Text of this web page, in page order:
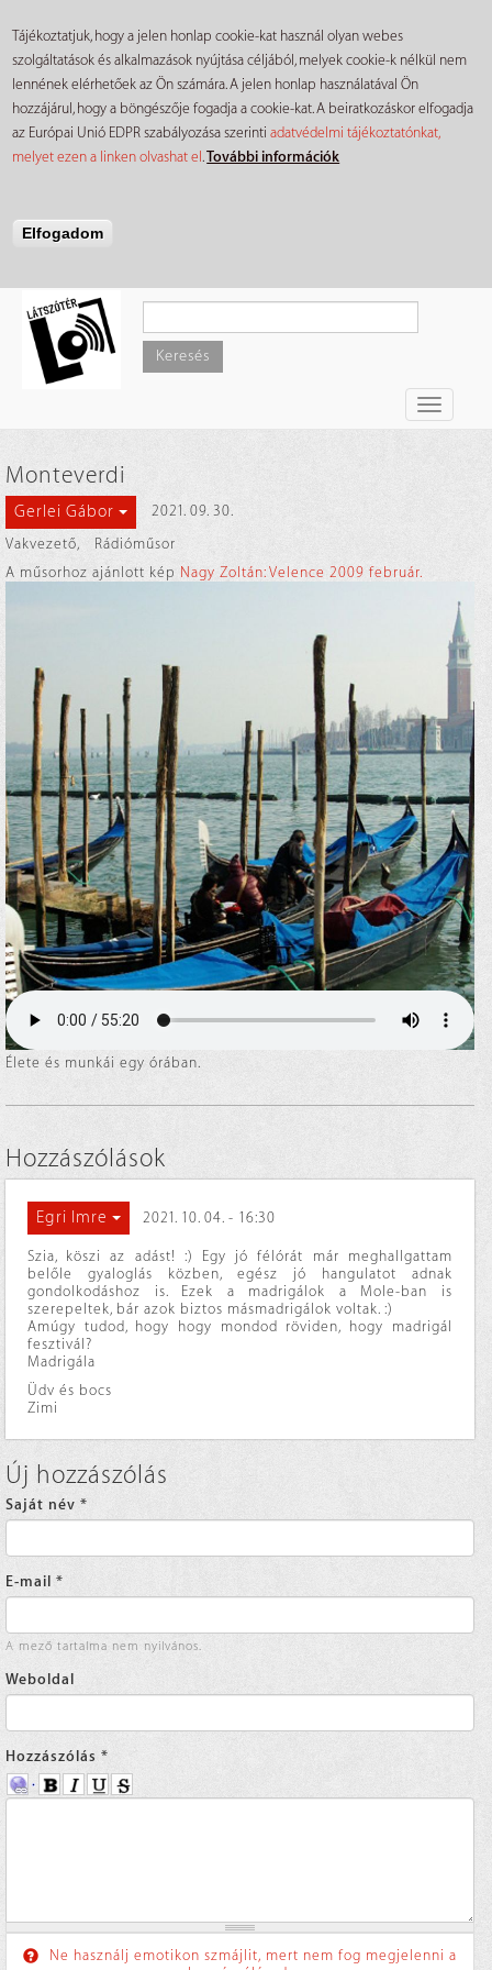
Tájékoztatjuk, hogy a jelen honlap cookie-kat használ olyan webes
szolgáltatások és alkalmazások nyújtása céljából, melyek cookie-k nélkül nem
lennének elérhetőek az Ön számára. A jelen honlap használatával Ön
hozzájárul, hogy a böngészője fogadja a cookie-kat. A beiratkozáskor elfogadja
az Európai Unió EDPR szabályozása szerintiadatvédelmi tájékoztatónkat,
melyet ezen a linken olvashat el.További információk
Elfogadom
tartalomra
Keresés
Toggle
Monteverdi
Gerlei Gábor
2021. 09. 30.
Vakvezető,
Rádióműsor
A műsorhoz ajánlott kép Nagy Zoltán: Velence 2009 február.
Élete és munkái egy órában.
Hozzászólások
Egri Imre 2021. 10. 04. - 16:30
Szia, köszi az adást! :) Egy jó félórát már meghallgattam
belőle gyaloglás közben, egész jó hangulatot adnak
gondolkodáshoz is. Ezek a madrigálok a Mole-ban is
szerepeltek, bár azok biztos másmadrigálok voltak. :)
Amúgy tudod, hogy hogy mondod röviden, hogy madrigál
fesztivál?
Madrigála
Üdv és bocs
Zimi
Új hozzászólás
Saját név *
E-mail *
A mező tartalma nem nyilvános.
Weboldal
Hozzászólás *
Ne használj emotikon szmájlit, mert nem fog megjelenni a